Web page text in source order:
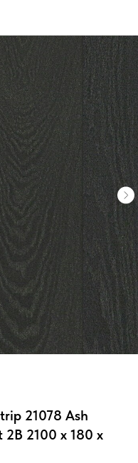
21078 Ash
2100 x 180 x